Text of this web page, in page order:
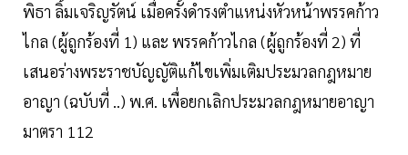
พิธา ลิ้มเจริญรัตน์ เมื่อครั้งดำรงตำแหน่งหัวหน้าพรรคก้าว
ไกล (ผู้ถูกร้องที่ 1) และ พรรคก้าวไกล (ผู้ถูกร้องที่ 2) ที่
เสนอร่างพระราชบัญญัติแก้ไขเพิ่มเติมประมวลกฎหมาย
อาญา (ฉบับที่ ..) พ.ศ. เพื่อยกเลิกประมวลกฎหมายอาญา
มาตรา 112